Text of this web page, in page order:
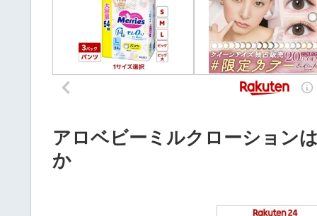
アロベビーミルクローション
か